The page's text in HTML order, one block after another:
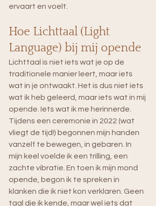
ervaart en voelt.
Hoe Lichttaal (Light
Language) bij mij opende
Lichttaal is niet iets wat je op de
traditionele manier leert, maar iets
wat in je ontwaakt. Het is dus niet iets
wat ik heb geleerd, maar iets wat in mij
opende. Iets wat ik me herinnerde.
Tijdens een ceremonie in 2022 (wat
vliegt de tijd!) begonnen mijn handen
vanzelf te bewegen, in gebaren. In
mijn keel voelde ik een trilling, een
zachte vibratie. En toen ik mijn mond
opende, begon ik te spreken in
klanken die ik niet kon verklaren. Geen
taal die ik kende, maar wel iets dat